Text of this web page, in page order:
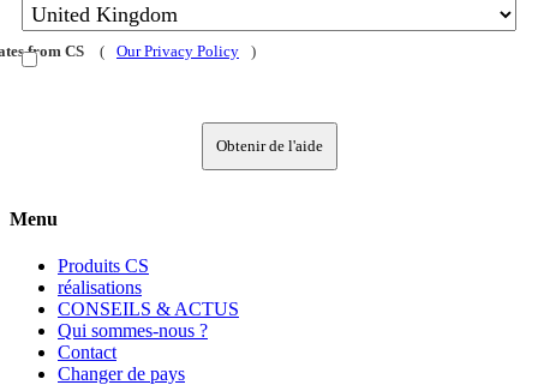
from CS ( Our Privacy Policy )
Obtenir de l'aide
Menu
Produits CS
réalisations
CONSEILS & ACTUS
Qui sommes-nous ?
Contact
Changer de pays